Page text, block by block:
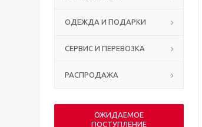
ОДЕЖДА И ПОДАРКИ
СЕРВИС И ПЕРЕВОЗКА
РАСПРОДАЖА
ОЖИДАЕМОЕ
ПОСТУПЛЕНИЕ